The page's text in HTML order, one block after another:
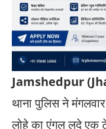
Jamshedpur
थाना पुलिस ने
लोहे का एंगल लदे एक